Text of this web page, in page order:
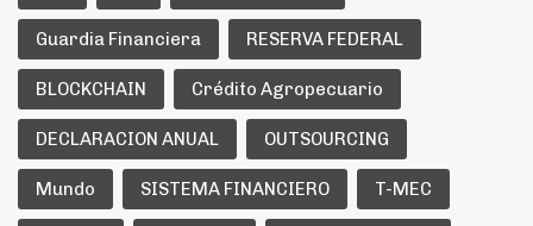
Guardia Financiera RESERVA FEDERAL
BLOCKCHAIN Crédito Agropecuario
DECLARACION ANUAL OUTSOURCING
Mundo SISTEMA FINANCIERO T-MEC